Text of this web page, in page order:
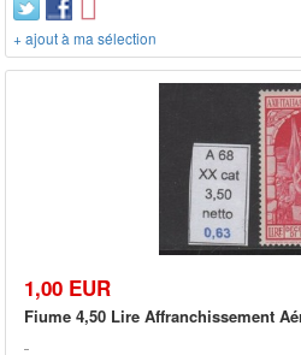
+ ajout à ma sélection
1,00 EUR
Fiume 4,50 Lire Affranchissement